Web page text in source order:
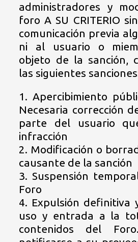
administradores y
foro A SU CRITERIO
comunicación previa
ni al usuario o
objeto de la sanción,
las siguientes
1. Apercibimiento
Necesaria corrección
parte del usuario
infracción
2. Modificación o
causante de la sanción
3. Suspensión
Foro
4. Expulsión definitiva
uso y entrada a la
contenidos del